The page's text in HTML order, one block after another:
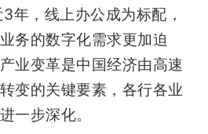
年，线上办公成为标配，
务的数字化需求更加迫
业变革是中国经济由高速
变的关键要素，各行各业
一步深化。